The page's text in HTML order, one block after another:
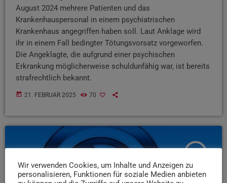
August 2024 mehrere Patienten und das
Krankenhauspersonal in einem psychiatrischen
Krankenhaus angegriffen haben soll. Laut Anklage wird
ihr in einem Fall bedingter Tötungsvorsatz vorgeworfen.
Die Angeklagte, die aufgrund einer psychischen
Erkrankung möglicherweise schuldunfähig war, ist bereits
strafrechtlich bekannt.
today 21. FEBRUAR 2025 70
Wir verwenden Cookies, um Inhalte und Anzeigen zu
personalisieren, Funktionen für soziale Medien anbieten